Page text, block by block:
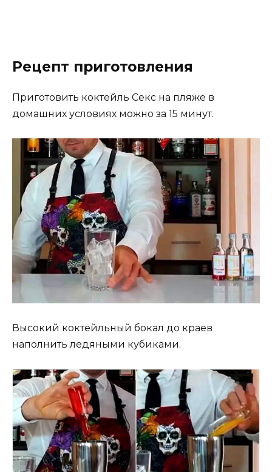
Рецепт приготовления
Приготовить коктейль Секс на пляже в
домашних условиях можно за 15 минут.
Высокий коктейльный бокал до краев
наполнить ледяными кубиками.